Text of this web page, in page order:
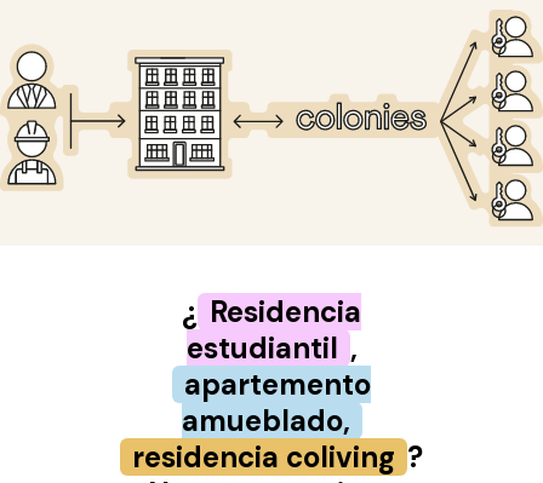
¿ Residencia
estudiantil ,
apartemento
amueblado,
residencia coliving ?